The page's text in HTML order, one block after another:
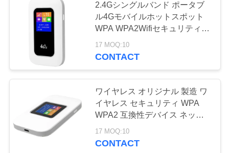
携帯用4G移動式ホ
ットスポット
2.4Gシングルバンド ポータブ
ル4Gモバイルホットスポット
WPA WPA2Wifiセキュリティと
ワイヤレス通信のためのLTEア
ップロード速度150Mbpsを提供
17 MOQ:10
CONTACT
ワイヤレス オリジナル 製造 ワ
イヤレス セキュリティ WPA
WPA2 互換性デバイス ネット
ワーク アクセス と ワイヤレス
性能 を 提供 商用
17 MOQ:10
CONTACT